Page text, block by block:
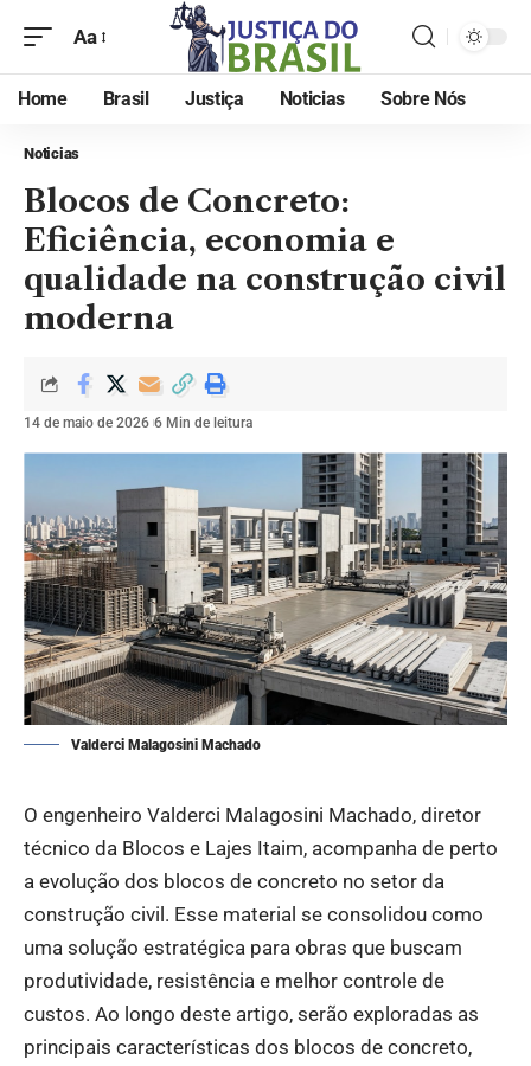
Aa
Home Brasil Justiça Noticias Sobre Nós
Noticias
Blocos de Concreto:
Eficiência, economia e
qualidade na construção civil
moderna
14 de maio de 2026 6 Min de leitura
Valderci Malagosini Machado
O engenheiro Valderci Malagosini Machado, diretor
técnico da Blocos e Lajes Itaim, acompanha de perto
a evolução dos blocos de concreto no setor da
construção civil. Esse material se consolidou como
uma solução estratégica para obras que buscam
produtividade, resistência e melhor controle de
custos. Ao longo deste artigo, serão exploradas as
principais características dos blocos de concreto,